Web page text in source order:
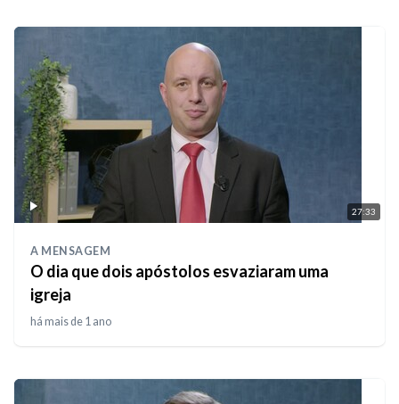
27:33
A MENSAGEM
O dia que dois apóstolos esvaziaram uma
igreja
há mais de 1 ano